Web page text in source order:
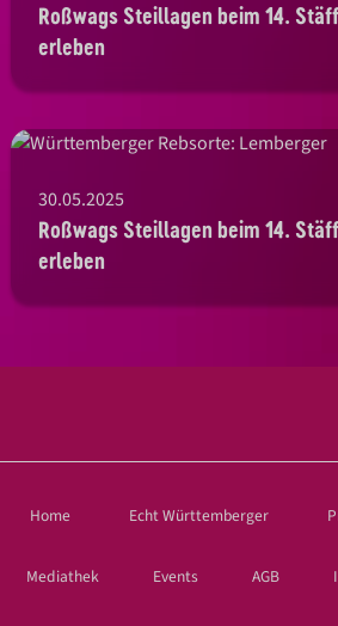
Roßwags Steillagen beim 14.
erleben
30.05.2025
Roßwags Steillagen beim 14.
erleben
Home Echt Württemberger
Mediathek Events AGB